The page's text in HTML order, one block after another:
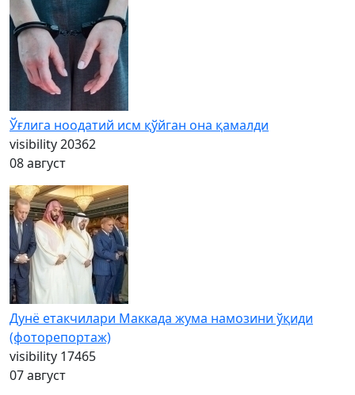
Ўғлига ноодатий исм қўйган она қамалди
visibility20362
08 август
Дунё етакчилари Маккада жума намозини ўқиди
(фоторепортаж)
visibility 17465
07 август